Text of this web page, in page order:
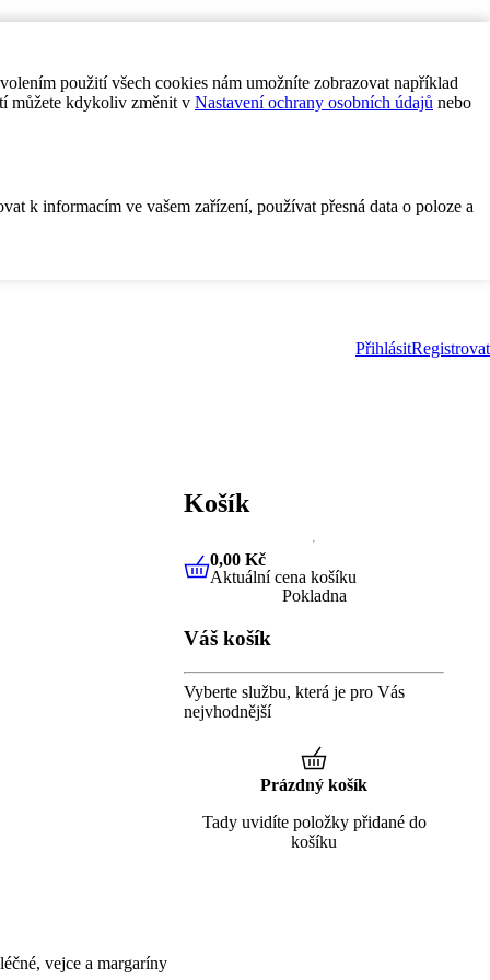
použití všech cookies nám umožníte zobrazovat například
můžete kdykoliv změnit v Nastavení ochrany osobních údajů nebo
k informacím ve vašem zařízení, používat přesná data o poloze a
PřihlásitRegistrovat
vejce a margaríny
Košík
0,00 KčAktuální cena košíku
0,00 Kč
Aktuální cena košíku
Pokladna
Váš košík
Vyberte službu, která je pro Vás
nejvhodnější
Prázdný košík
Tady uvidíte položky přidané do
košíku